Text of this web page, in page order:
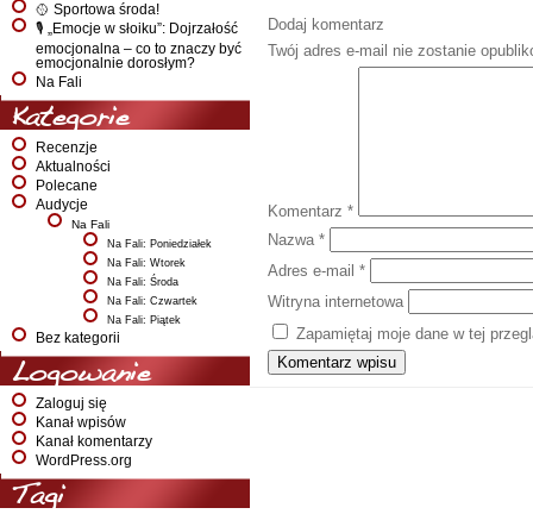
🥎 Sportowa środa!
🎙️ „Emocje w słoiku”: Dojrzałość
emocjonalna – co to znaczy być
emocjonalnie dorosłym?
Na Fali
Kategorie
Recenzje
Aktualności
Polecane
Audycje
Na Fali
Na Fali: Poniedziałek
Na Fali: Wtorek
Na Fali: Środa
Na Fali: Czwartek
Na Fali: Piątek
Bez kategorii
Logowanie
Zaloguj się
Kanał wpisów
Kanał komentarzy
WordPress.org
Tagi
Dodaj komentarz
Twój adres e-mail nie zostanie
Komentarz *
Nazwa *
Adres e-mail *
Witryna internetowa
Zapamiętaj moje dane w tej